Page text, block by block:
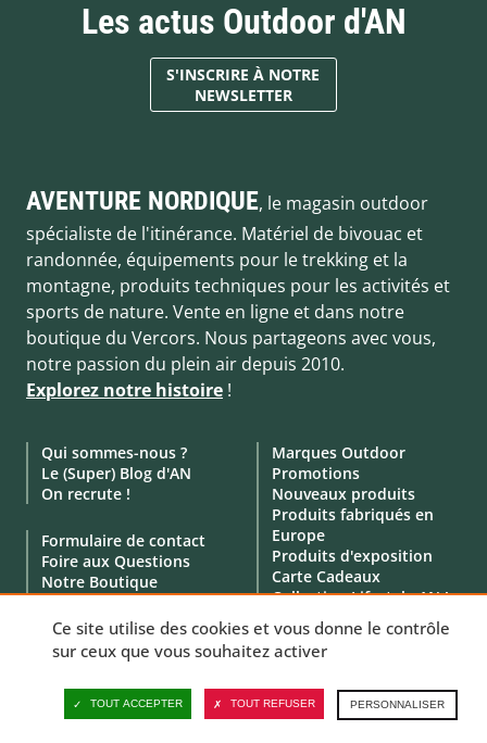
Les actus Outdoor d'AN
S'INSCRIRE À NOTRE
NEWSLETTER
AVENTURE NORDIQUE, le magasin outdoor
spécialiste de l'itinérance. Matériel de bivouac et
randonnée, équipements pour le trekking et la
montagne, produits techniques pour les activités et
sports de nature. Vente en ligne et dans notre
boutique du Vercors. Nous partageons avec vous,
notre passion du plein air depuis 2010.
Explorez notre histoire !
Qui sommes-nous ?
Le (Super) Blog d'AN
On recrute !
Formulaire de contact
Foire aux Questions
Notre Boutique
Location de matériel
Service Professionnels
Marques Outdoor
Promotions
Nouveaux produits
Produits fabriqués en
Europe
Produits d'exposition
Carte Cadeaux
Collection Lifestyle AN !
Ce site utilise des cookies et vous donne le contrôle
sur ceux que vous souhaitez activer
TOUT ACCEPTER TOUT REFUSER PERSONNALISER